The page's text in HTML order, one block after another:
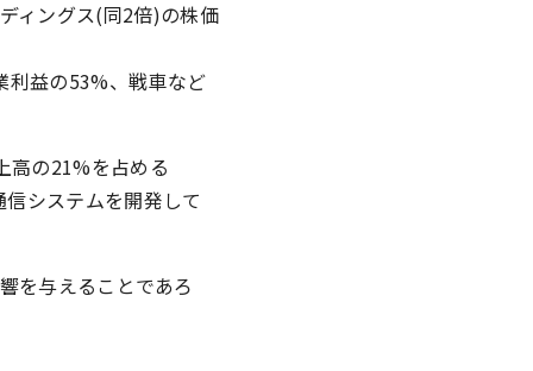
ィングス(同2倍)の株価
利益の53%、戦車など
高の21%を占める
システムを開発して
を与えることであろ